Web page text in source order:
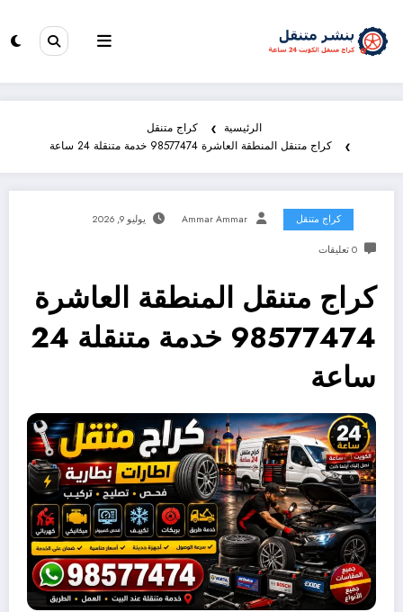
الرئيسية
كراج متنقل
كراج متنقل المنطقة العاشرة 98577474 خدمة متنقلة 24 ساعة
كراج متنقل Ammar Ammar يوليو 9, 2026
0 تعليقات
كراج متنقل المنطقة العاشرة
98577474 خدمة متنقلة 24
ساعة